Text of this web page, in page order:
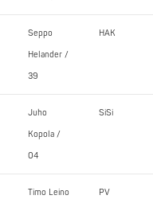
Seppo
Helander /
39
HAK
Juho
Kopola /
04
SiSi
Timo Leino PV